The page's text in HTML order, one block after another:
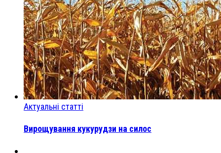
Актуальні статті
Вирощування кукурудзи на силос